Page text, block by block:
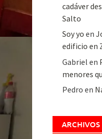
cadáver
Salto
Soy yo en
edificio en
Gabriel en
menores
Pedro en
ARCHIVOS